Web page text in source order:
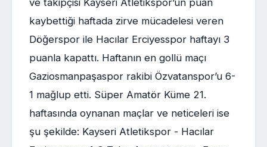
kaybettiği haftada zirve mücadelesi veren
Döğerspor ile Hacılar Erciyesspor haftayı 3
puanla kapattı. Haftanın en gollü maçı
Gaziosmanpaşaspor rakibi Özvatanspor’u 6-
1 mağlup etti. Süper Amatör Küme 21.
haftasında oynanan maçlar ve neticeleri ise
şu şekilde: Kayseri Atletikspor - Hacılar